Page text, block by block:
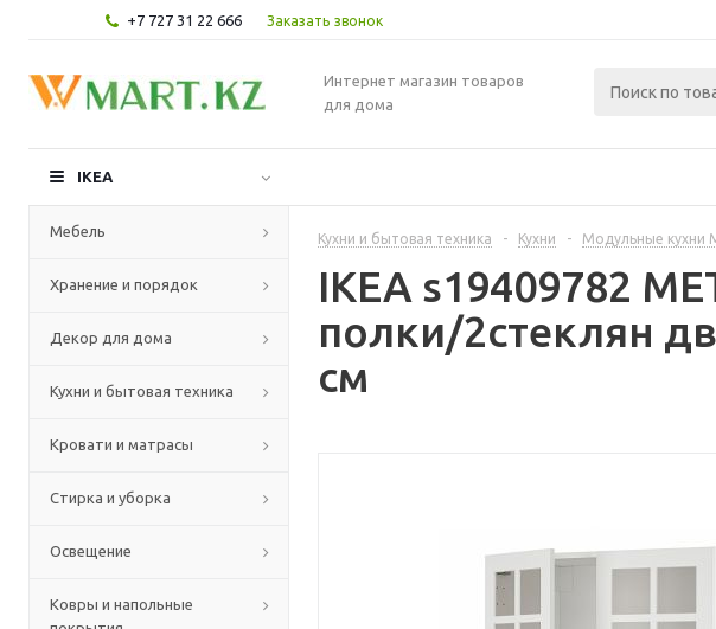
+7 727 31 22 666 Заказать звонок
Интернет магазин товаров
для дома
IKEA
Мебель
Хранение и порядок
Декор для дома
Кухни и бытовая техника
Кровати и матрасы
Стирка и уборка
Освещение
Ковры и напольные
Кухни и бытовая техника - Кухни - Модульные кухни
IKEA s19409782
полки/2стеклян
см